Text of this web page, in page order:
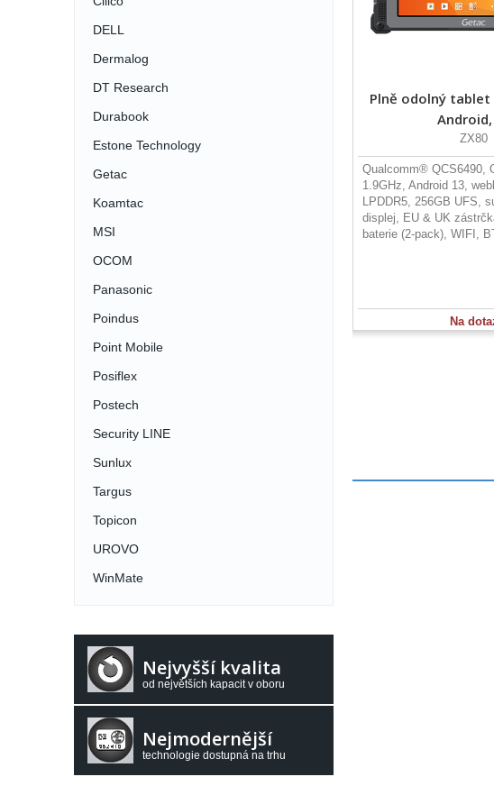
DELL
Dermalog
DT Research
Durabook
Estone Technology
Getac
Koamtac
MSI
OCOM
Panasonic
Poindus
Point Mobile
Posiflex
Postech
Security LINE
Sunlux
Targus
Topicon
UROVO
WinMate
Nejvyšší kvalita
od největších kapacit v oboru
Nejmodernější
technologie dostupná na trhu
Plně odolný tablet
ZX80
Qualcomm® QCS6490,
1.9GHz, Android 13,
LPDDR5, 256GB UFS,
displej, EU & UK
baterie (2-pack), WIFI,
Na